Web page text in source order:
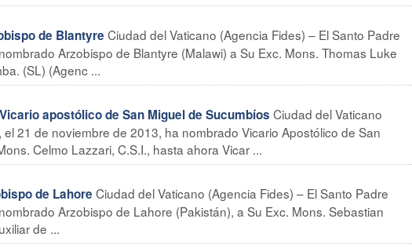
de Blantyre Ciudad del Vaticano (Agencia Fides) – El Santo Padre
Arzobispo de Blantyre (Malawi) a Su Exc. Mons. Thomas Luke
(SL) (Agenc ...
apostólico de San Miguel de Sucumbíos Ciudad del Vaticano
21 de noviembre de 2013, ha nombrado Vicario Apostólico de San
Celmo Lazzari, C.S.I., hasta ahora Vicar ...
de Lahore Ciudad del Vaticano (Agencia Fides) – El Santo Padre
Arzobispo de Lahore (Pakistán), a Su Exc. Mons. Sebastian
de ...